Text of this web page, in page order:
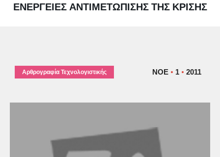
ΕΝΈΡΓΕΙΕΣ ΑΝΤΙΜΕΤΏΠΙΣΗΣ ΤΗΣ ΚΡΊΣΗΣ
ΝΟΈ 1 2011
Αρθρογραφία Τεχνολογιστικής